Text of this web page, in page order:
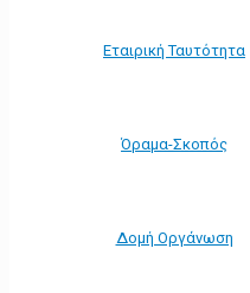
Εταιρική Ταυτότητα
Όραμα-Σκοπός
Δομή Οργάνωση